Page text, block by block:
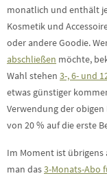
monatlich und enthält
Kosmetik und
oder andere Goodie.
abschließen möchte,
Wahl stehen 3-, 6- und
etwas günstiger
Verwendung der
von 20 % auf die erste
Im Moment ist übrigens
man das3-Monats-Abo